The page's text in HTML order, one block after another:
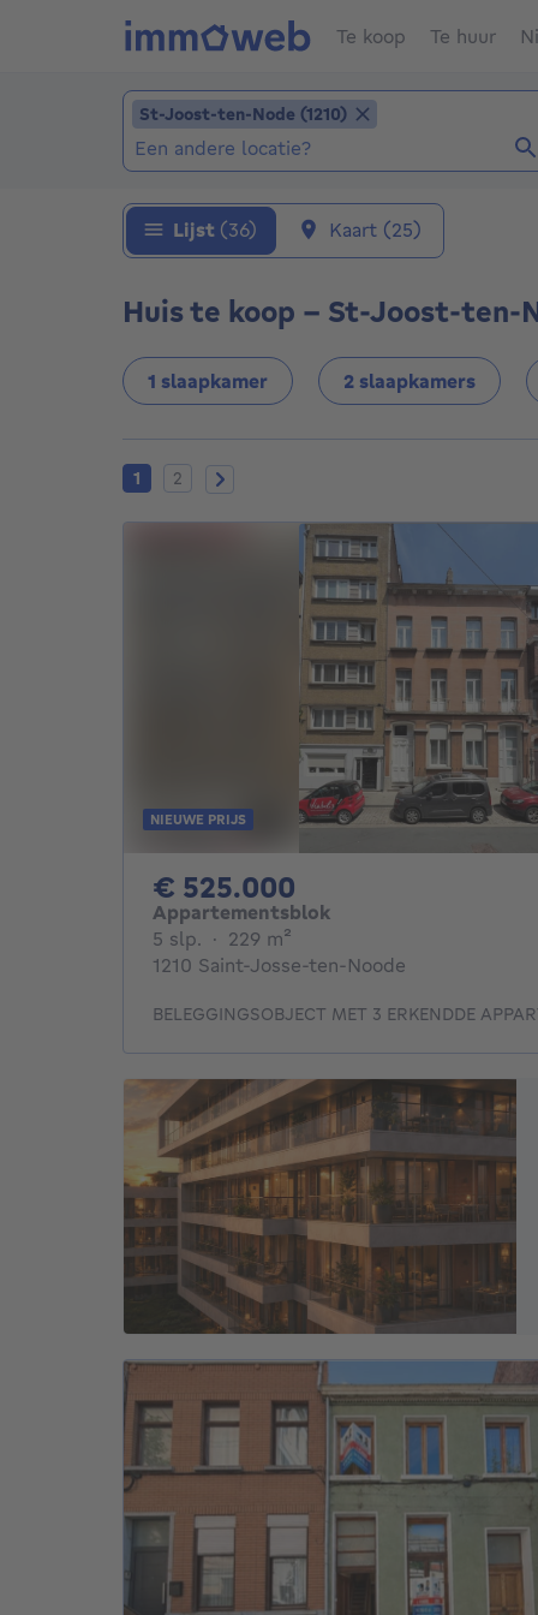
Te koop Te huur
Locaties (Reeds geselecteerde locaties: St-
St-Joost-ten-Node (1210)
St-Joost-ten-Node (1210)
Locatie toevoegen
Lijst (36) Kaart (25)
Huis te koop - St-Joost-ten-
1 slaapkamer 2 slaapkamers
Huidige pagina
1 Pagina 2
2 Volgende pagina
NIEUWE PRIJS
€ 525.000
Appartementsblok
5 slp. 5 slaapkamers
· 229 m²
1210 Saint-Josse-ten-Noode
BELEGGINGSOBJECT MET 3 ERKENDDE